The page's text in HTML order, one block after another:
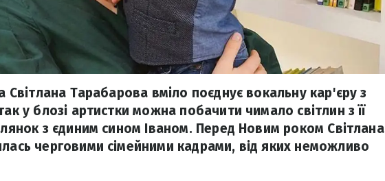
Світлана Тарабарова вміло поєднує вокальну кар'єру з
у блозі артистки можна побачити чимало світлин з її
з єдиним сином Іваном. Перед Новим роком Світлана
черговими сімейними кадрами, від яких неможливо